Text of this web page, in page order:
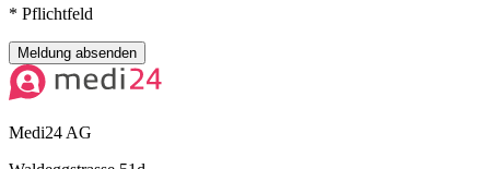
* Pflichtfeld
Meldung absenden
Medi24 AG